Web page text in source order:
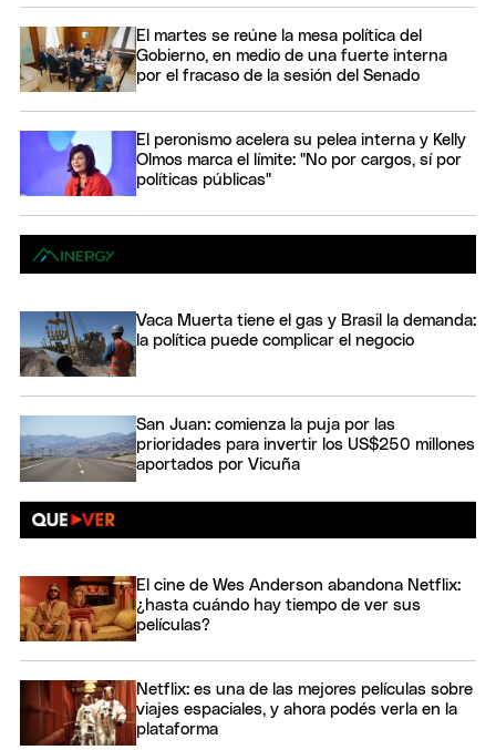
El martes se reúne la mesa política del
Gobierno, en medio de una fuerte interna
por el fracaso de la sesión del Senado
El peronismo acelera su pelea interna y Kelly
Olmos marca el límite: "No por cargos, sí por
políticas públicas"
Vaca Muerta tiene el gas y Brasil la demanda:
la política puede complicar el negocio
San Juan: comienza la puja por las
prioridades para invertir los US$250 millones
aportados por Vicuña
El cine de Wes Anderson abandona Netflix:
¿hasta cuándo hay tiempo de ver sus
películas?
Netflix: es una de las mejores películas sobre
viajes espaciales, y ahora podés verla en la
plataforma